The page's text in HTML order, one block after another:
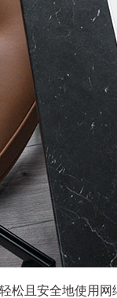
且安全地使用